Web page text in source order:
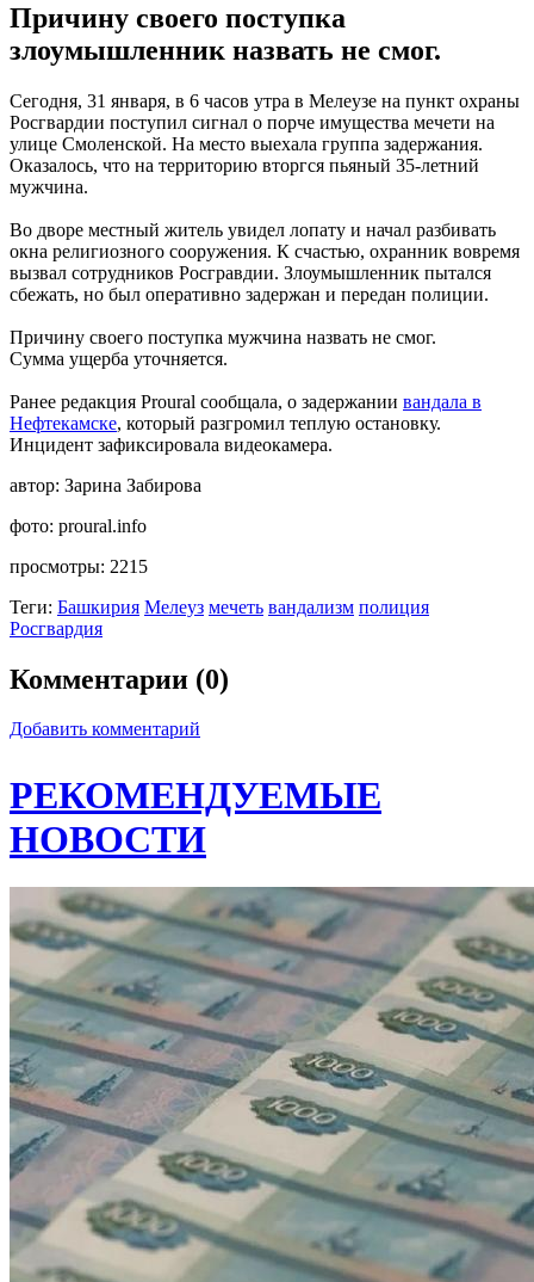
Причину своего поступка
злоумышленник назвать не смог.
Сегодня, 31 января, в 6 часов утра в Мелеузе на пункт охраны
Росгвардии поступил сигнал о порче имущества мечети на
улице Смоленской. На место выехала группа задержания.
Оказалось, что на территорию вторгся пьяный 35-летний
мужчина.
Во дворе местный житель увидел лопату и начал разбивать
окна религиозного сооружения. К счастью, охранник вовремя
вызвал сотрудников Росгравдии. Злоумышленник пытался
сбежать, но был оперативно задержан и передан полиции.
Причину своего поступка мужчина назвать не смог.
Сумма ущерба уточняется.
Ранее редакция Proural сообщала, о задержании вандала в
Нефтекамске, который разгромил теплую остановку.
Инцидент зафиксировала видеокамера.
автор: Зарина Забирова
фото: proural.info
просмотры: 2215
Теги: Башкирия Мелеуз мечеть вандализм полиция
Росгвардия
Комментарии (0)
Добавить комментарий
РЕКОМЕНДУЕМЫЕ
НОВОСТИ